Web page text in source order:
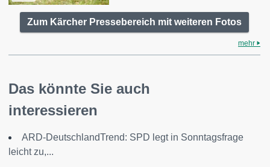
Zum Kärcher Pressebereich mit weiteren Fotos
mehr
Das könnte Sie auch
interessieren
ARD-DeutschlandTrend: SPD legt in Sonntagsfrage
leicht zu,...